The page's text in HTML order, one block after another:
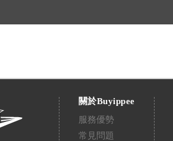
關於Buyippee
服務優勢
常見問題